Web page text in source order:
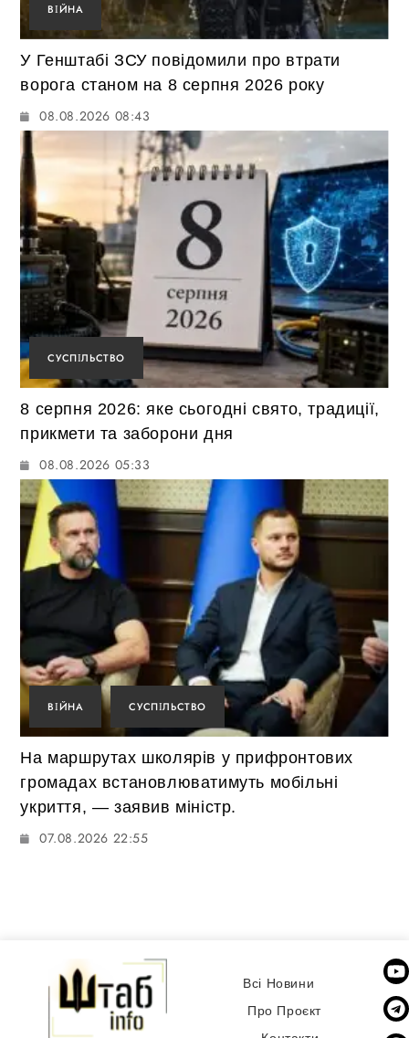
ВІЙНА
У Генштабі ЗСУ повідомили про втрати
ворога станом на 8 серпня 2026 року
08.08.2026 08:43
СУСПІЛЬСТВО
8 серпня 2026: яке сьогодні свято, традиції,
прикмети та заборони дня
08.08.2026 05:33
ВІЙНА СУСПІЛЬСТВО
На маршрутах школярів у прифронтових
громадах встановлюватимуть мобільні
укриття, — заявив міністр.
07.08.2026 22:55
Всі Новини
Про Проєкт